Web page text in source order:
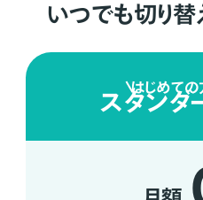
いつでも切り替
はじめての
スタンダ